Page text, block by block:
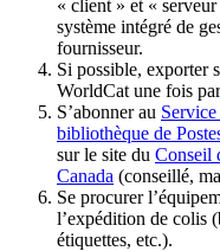
« client » et «
système intégré de
fournisseur.
Si possible, exporter
WorldCat une fois
S’abonner au
bibliothèque de
sur le site du Conseil
Canada (conseillé,
Se procurer
l’expédition de colis
étiquettes, etc.).